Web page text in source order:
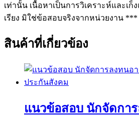
เท่านั้น เนื้อหาเป็นการวิเคราะห์และเก็
เรียง มิใช่ข้อสอบจริงจากหน่วยงาน ***
สินค้าที่เกี่ยวข้อง
แนวข้อสอบ นักจัดกา